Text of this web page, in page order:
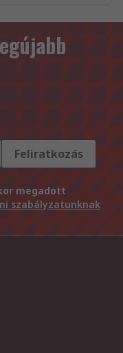
Feliratkozás
megadott
szabályzatunknak